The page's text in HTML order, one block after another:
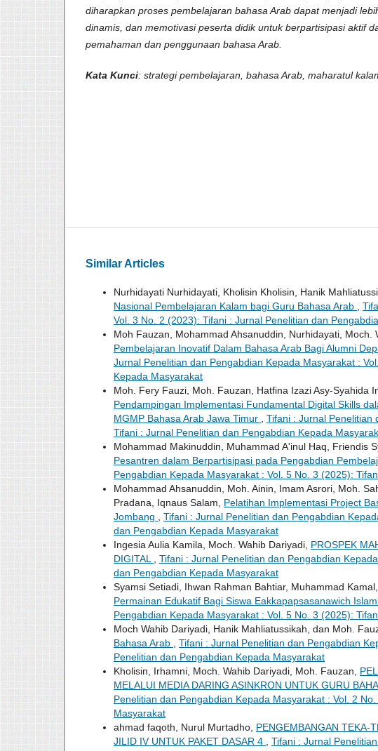
diharapkan proses pembelajaran bahasa Arab dapat menjadi
dinamis, dan memotivasi peserta didik untuk berpartisipasi aktif
pemahaman dan penggunaan bahasa Arab.
Kata Kunci: strategi pembelajaran, bahasa Arab, maharatul
Similar Articles
Nurhidayati Nurhidayati, Kholisin Kholisin, Hanik
Nasional Pembelajaran Kalam bagi Guru Bahasa Arab ,
Vol. 3 No. 2 (2023): Tifani : Jurnal Penelitian dan
Moh Fauzan, Mohammad Ahsanuddin, Nurhidayati, Moch.
Pembelajaran Inovatif Dalam Bahasa Arab Bagi Alumni
Jurnal Penelitian dan Pengabdian Kepada Masyarakat :
Kepada Masyarakat
Moh. Fery Fauzi, Moh. Fauzan, Hatfina Izazi Asy-Syahida
Pendampingan Implementasi Fundamental Digital Skills
MGMP Bahasa Arab Jawa Timur , Tifani : Jurnal Penelitian
Tifani : Jurnal Penelitian dan Pengabdian Kepada
Mohammad Makinuddin, Muhammad A'inul Haq, Friendis
Pesantren dalam Berpartisipasi pada Pengabdian
Pengabdian Kepada Masyarakat : Vol. 5 No. 3 (2025):
Mohammad Ahsanuddin, Moh. Ainin, Imam Asrori, Moh.
Pradana, Iqnaus Salam, Pelatihan Implementasi Project
Jombang , Tifani : Jurnal Penelitian dan Pengabdian
dan Pengabdian Kepada Masyarakat
Ingesia Aulia Kamila, Moch. Wahib Dariyadi, PROSPEK
DIGITAL , Tifani : Jurnal Penelitian dan Pengabdian
dan Pengabdian Kepada Masyarakat
Syamsi Setiadi, Ihwan Rahman Bahtiar, Muhammad
Permainan Edukatif Bagi Siswa Eakkapapsasanawich
Pengabdian Kepada Masyarakat : Vol. 5 No. 3 (2025):
Moch Wahib Dariyadi, Hanik Mahliatussikah, dan Moh.
Bahasa Arab , Tifani : Jurnal Penelitian dan Pengabdian
Penelitian dan Pengabdian Kepada Masyarakat
Kholisin, Irhamni, Moch. Wahib Dariyadi, Moh. Fauzan,
MELALUI MEDIA DARING ASINKRON UNTUK GURU
Penelitian dan Pengabdian Kepada Masyarakat : Vol. 2
Masyarakat
ahmad faqoth, Nurul Murtadho, PENGEMBANGAN TEKA-
JILID IV UNTUK PAKET DASAR 4 , Tifani : Jurnal